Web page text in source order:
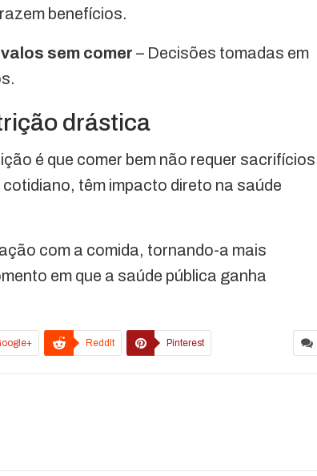
benefícios.
sem comer – Decisões tomadas em
drástica
é que comer bem não requer sacrifícios
têm impacto direto na saúde
com a comida, tornando-a mais
em que a saúde pública ganha
ReddIt Pinterest